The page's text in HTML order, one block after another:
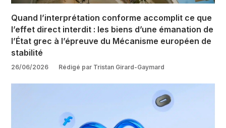
Quand l’interprétation conforme accomplit ce que
l’effet direct interdit : les biens d’une émanation de
l’État grec à l’épreuve du Mécanisme européen de
stabilité
26/06/2026 Rédigé par Tristan Girard-Gaymard